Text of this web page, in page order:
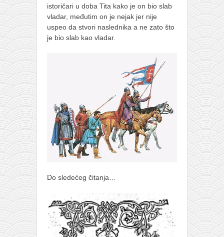
istoričari u doba Tita kako je on bio slab
vladar, međutim on je nejak jer nije
uspeo da stvori naslednika a ne zato što
je bio slab kao vladar.
Do sledećeg čitanja…